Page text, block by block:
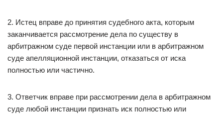
2. Истец вправе до принятия судебного акта, которым
заканчивается рассмотрение дела по существу в
арбитражном суде первой инстанции или в арбитражном
суде апелляционной инстанции, отказаться от иска
полностью или частично.
3. Ответчик вправе при рассмотрении дела в арбитражном
суде любой инстанции признать иск полностью или